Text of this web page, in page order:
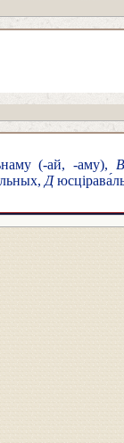
(-ай, -аму), В
Д